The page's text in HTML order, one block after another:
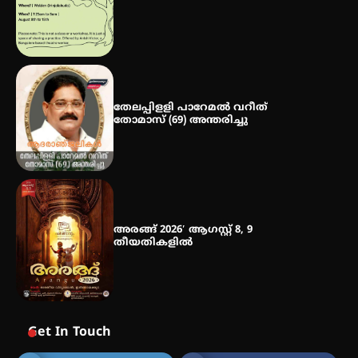
തേലപ്പിളളി പാറേമൽ വറീത്
തോമാസ് (69) അന്തരിച്ചു
അരങ്ങ് 2026′ ആഗസ്റ്റ് 8, 9
തീയതികളിൽ
Get In Touch